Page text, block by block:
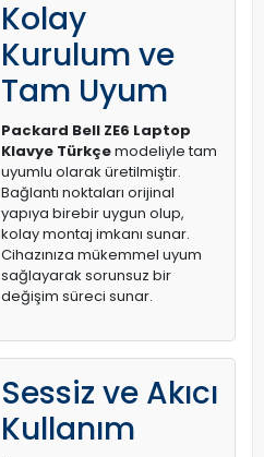
Kolay
Kurulum ve
Tam Uyum
Packard Bell ZE6 Laptop
Klavye Türkçemodeliyle tam
uyumlu olarak üretilmiştir.
Bağlantı noktaları orijinal
yapıya birebir uygun olup,
kolay montaj imkanı sunar.
Cihazınıza mükemmel uyum
sağlayarak sorunsuz bir
değişim süreci sunar.
Sessiz ve Akıcı
Kullanım